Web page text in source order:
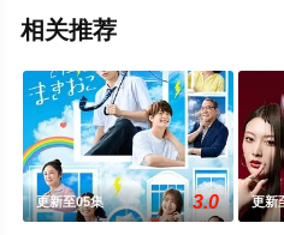
相关推荐
更新至05集 3.0 更新